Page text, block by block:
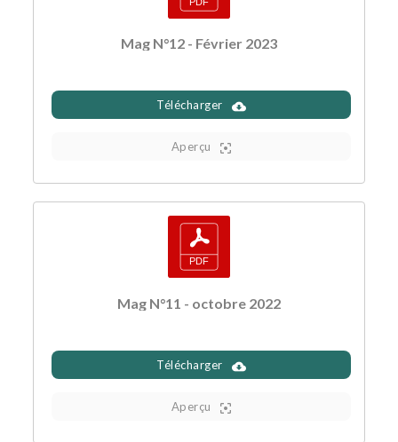
Mag N°12 - Février 2023
Télécharger
Aperçu
Mag N°11 - octobre 2022
Télécharger
Aperçu